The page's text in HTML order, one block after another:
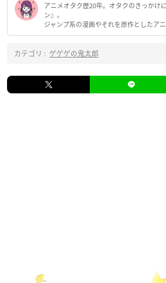
アニメオタク歴20年。オタクのきっかけ
ン』。
ジャンプ系の漫画やそれを原作としたア
カテゴリ : ゲゲゲの鬼太郎